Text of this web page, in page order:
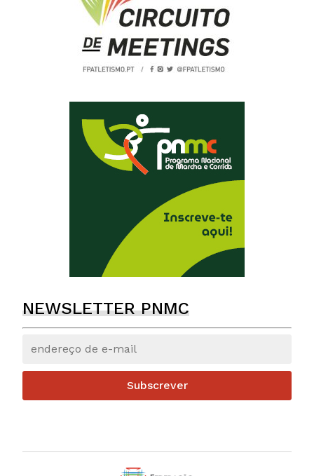
NEWSLETTER PNMC
Subscrever